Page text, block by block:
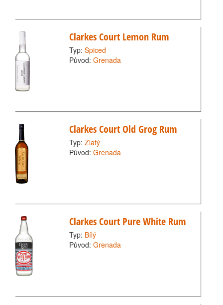
Clarkes Court Lemon Rum
Typ: Spiced
Původ: Grenada
Clarkes Court Old Grog Rum
Typ: Zlatý
Původ: Grenada
Clarkes Court Pure White Rum
Typ: Bílý
Původ: Grenada